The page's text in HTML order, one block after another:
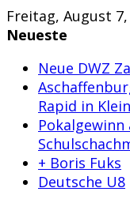
Skip
to
Freitag, August 7,
Neueste
Neue DWZ
Rapid in
+ Boris Fuks
Deutsche U8